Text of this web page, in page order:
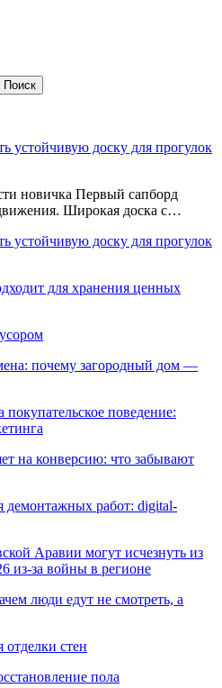
устойчивую доску для прогулок
новичка Первый сапборд
Широкая доска с…
устойчивую доску для прогулок
для хранения ценных
почему загородный дом —
поведение:
на конверсию: что забывают
демонтажных работ: digital-
Аравии могут исчезнуть из
из-за войны в регионе
люди едут не смотреть, а
стен
пола